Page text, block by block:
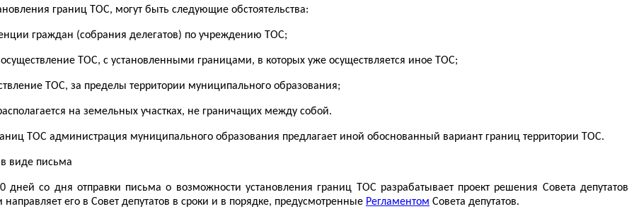
границ ТОС, могут быть следующие обстоятельства:
граждан (собрания делегатов) по учреждению ТОС;
ТОС, с установленными границами, в которых уже осуществляется иное ТОС;
ТОС, за пределы территории муниципального образования;
на земельных участках, не граничащих между собой.
ТОС администрация муниципального образования предлагает иной обоснованный вариант границ территории ТОС.
виде письма
со дня отправки письма о возможности установления границ ТОС разрабатывает проект решения Совета депутатов
его в Совет депутатов в сроки и в порядке, предусмотренные Регламентом Совета депутатов.